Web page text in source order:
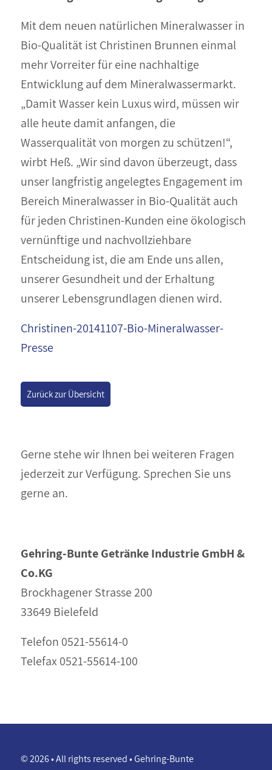
Mit dem neuen natürlichen Mineralwasser in
Bio-Qualität ist Christinen Brunnen einmal
mehr Vorreiter für eine nachhaltige
Entwicklung auf dem Mineralwassermarkt.
„Damit Wasser kein Luxus wird, müssen wir
alle heute damit anfangen, die
Wasserqualität von morgen zu schützen!“,
wirbt Heß. „Wir sind davon überzeugt, dass
unser langfristig angelegtes Engagement im
Bereich Mineralwasser in Bio-Qualität auch
für jeden Christinen-Kunden eine ökologisch
vernünftige und nachvollziehbare
Entscheidung ist, die am Ende uns allen,
unserer Gesundheit und der Erhaltung
unserer Lebensgrundlagen dienen wird.
Christinen-20141107-Bio-Mineralwasser-
Presse
Zurück zur Übersicht
Gerne stehe wir Ihnen bei weiteren Fragen
jederzeit zur Verfügung. Sprechen Sie uns
gerne an.
Gehring-BunteGetränke Industrie GmbH &
Co.KG
Brockhagener Strasse 200
33649 Bielefeld
Telefon 0521-55614-0
Telefax 0521-55614-100
© 2026 • All rights reserved • Gehring-Bunte